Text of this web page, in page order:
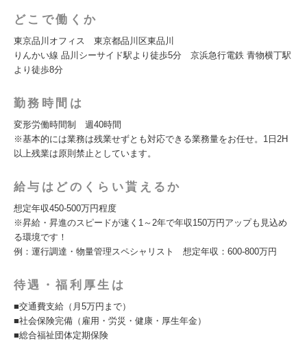
どこで働くか
東京品川オフィス 東京都品川区東品川
りんかい線 品川シーサイド駅より徒歩5分 京浜急行電鉄 青物横丁駅
より徒歩8分
勤務時間は
変形労働時間制 週40時間
※基本的には業務は残業せずとも対応できる業務量をお任せ。1日2H
以上残業は原則禁止としています。
給与はどのくらい貰えるか
想定年収450-500万円程度
※昇給・昇進のスピードが速く1～2年で年収150万円アップも見込め
る環境です！
例：運行調達・物量管理スペシャリスト 想定年収：600-800万円
待遇・福利厚生は
■交通費支給（月5万円まで）
■社会保険完備（雇用・労災・健康・厚生年金）
■総合福祉団体定期保険